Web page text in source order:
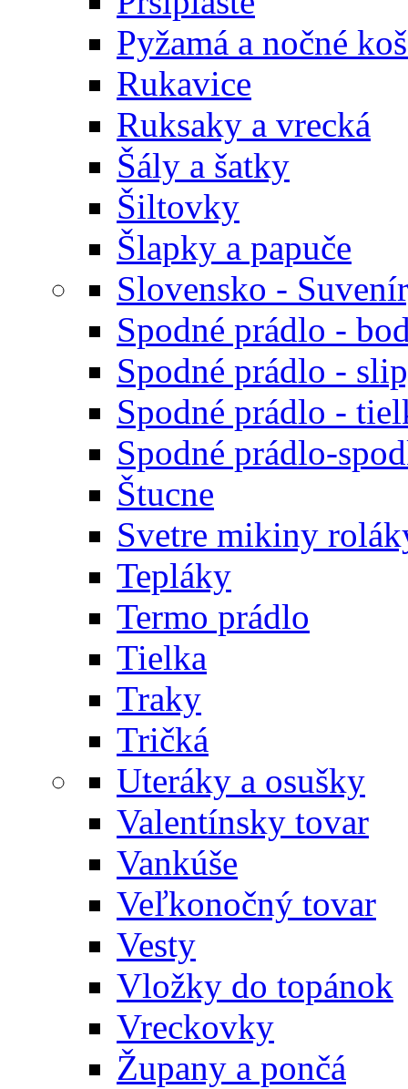
Pyžamá a nočné
Rukavice
Ruksaky a vrecká
Šály a šatky
Šiltovky
Šlapky a papuče
Slovensko -
Spodné prádlo -
Spodné prádlo -
Spodné prádlo -
Spodné prádlo-
Štucne
Svetre mikiny
Tepláky
Termo prádlo
Tielka
Traky
Tričká
Uteráky a osušky
Valentínsky tovar
Vankúše
Veľkonočný tovar
Vesty
Vložky do topánok
Vreckovky
Župany a pončá